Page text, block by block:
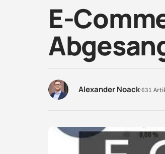
E-
Alexander Noack·631